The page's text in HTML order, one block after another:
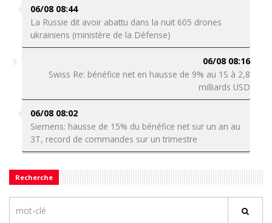
06/08 08:44
La Russie dit avoir abattu dans la nuit 605 drones
ukrainiens (ministère de la Défense)
06/08 08:16
Swiss Re: bénéfice net en hausse de 9% au 1S à 2,8
milliards USD
06/08 08:02
Siemens: hausse de 15% du bénéfice net sur un an au
3T, record de commandes sur un trimestre
Recherche